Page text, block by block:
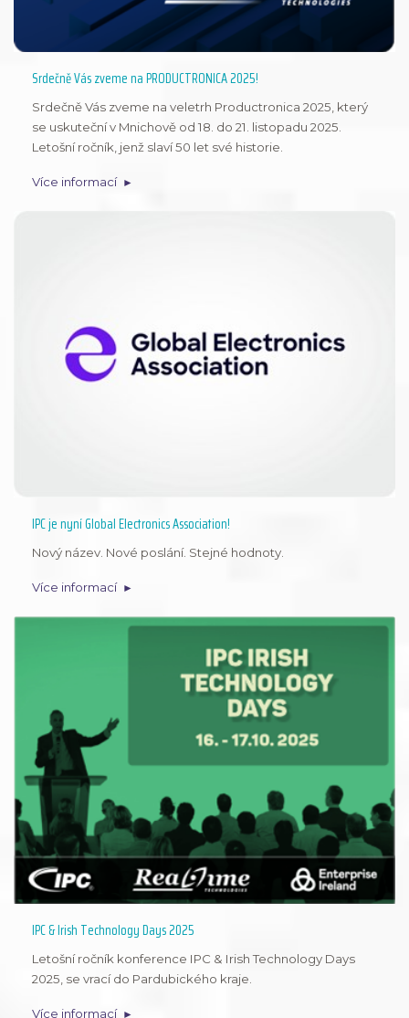
Srdečně Vás zveme na PRODUCTRONICA 2025!
Srdečně Vás zveme na veletrh Productronica 2025, který
se uskuteční v Mnichově od 18. do 21. listopadu 2025.
Letošní ročník, jenž slaví 50 let své historie.
Více informací
IPC je nyní Global Electronics Association!
Nový název. Nové poslání. Stejné hodnoty.
Více informací
IPC & Irish Technology Days 2025
Letošní ročník konference IPC & Irish Technology Days
2025, se vrací do Pardubického kraje.
Více informací